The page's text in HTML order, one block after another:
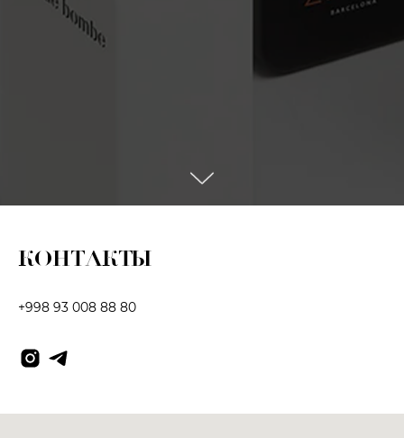
КОНТАКТЫ
+998 93 008 88 80